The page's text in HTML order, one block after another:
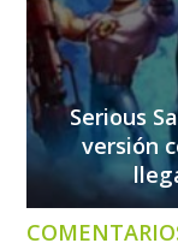
Serious
versión